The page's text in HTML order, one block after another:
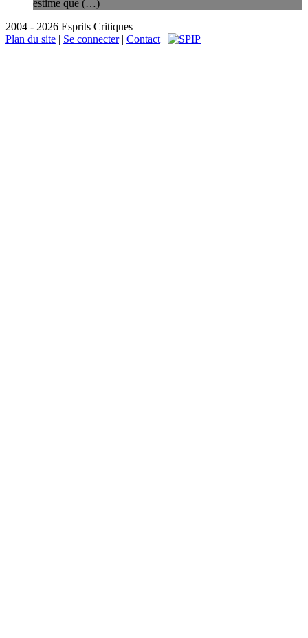
estime que (…)
2004 - 2026 Esprits Critiques
Plan du site | Se connecter| Contact |